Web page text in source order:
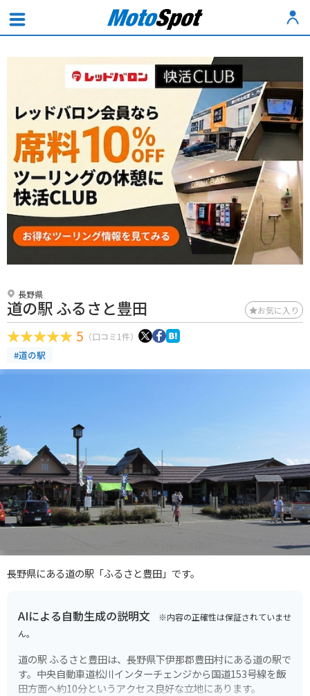
長野県
道の駅 ふるさと豊田 お気に入り
5 （口コミ1件）
#道の駅
長野県にある道の駅「ふるさと豊田」です。
AIによる自動生成の説明文 ※内容の正確性は保証されていませ
ん。
道の駅 ふるさと豊田は、長野県下伊那郡豊田村にある道の駅で
す。中央自動車道松川インターチェンジから国道153号線を飯
田方面へ約10分というアクセス良好な立地にあります。